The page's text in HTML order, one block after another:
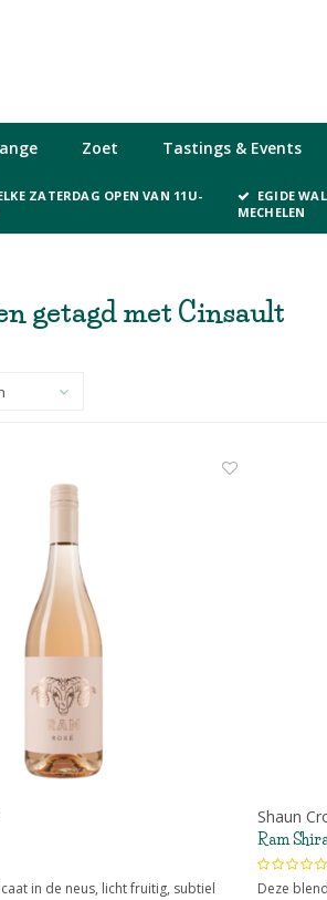
Zoet Tastings & Events
ZATERDAG OPEN VAN 11U-
EGIDE
MECHELEN
getagd met Cinsault
in de neus, licht fruitig, subtiel
Shaun
Ram
Deze